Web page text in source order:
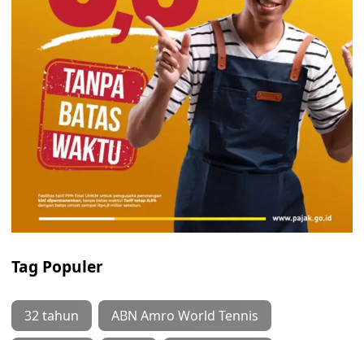
Tag Populer
32 tahun ABN Amro World Tennis